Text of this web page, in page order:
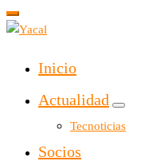
Yacal micro hosting
Inicio
Actualidad
Tecnoticias
Socios